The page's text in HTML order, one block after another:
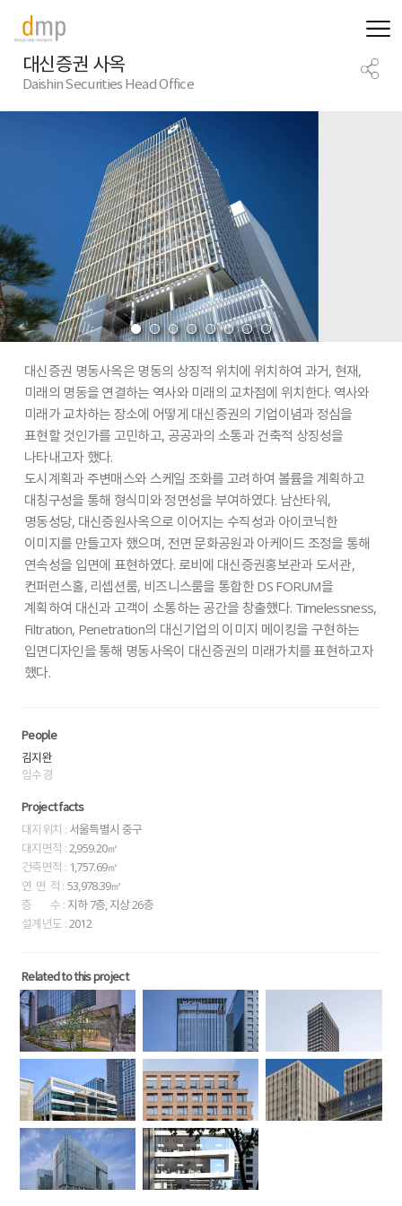
대신증권 사옥
Daishin Securities Head Office
대신증권 명동사옥은 명동의 상징적 위치에 위치하여 과거, 현재,
미래의 명동을 연결하는 역사와 미래의 교차점에 위치한다. 역사와
미래가 교차하는 장소에 어떻게 대신증권의 기업이념과 정심을
표현할 것인가를 고민하고, 공공과의 소통과 건축적 상징성을
나타내고자했다.
도시계획과 주변매스와 스케일 조화를 고려하여 볼륨을 계획하고
대칭구성을 통해 형식미와 정면성을 부여하였다. 남산타워,
명동성당, 대신증원사옥으로 이어지는 수직성과 아이코닉한
이미지를 만들고자 했으며, 전면 문화공원과 아케이드 조정을 통해
연속성을 입면에 표현하였다. 로비에 대신증권홍보관과도서관,
컨퍼런스홀, 리셉션룸, 비즈니스룸을 통합한 DS FORUM을
계획하여 대신과 고객이 소통하는 공간을 창출했다. Timelessness,
Filtration, Penetration의 대신기업의 이미지 메이킹을 구현하는
입면디자인을통해 명동사옥이 대신증권의 미래가치를표현하고자
했다.
People
김지완
임수경
Project facts
대지위치 : 서울특별시 중구
대지면적 :2,959.20㎡
건축면적 : 1,757.69㎡
연 면 적 : 53,978.39㎡
층 수 : 지하 7층, 지상 26층
설계년도 :2012
Related to this project